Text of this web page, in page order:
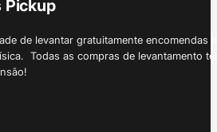
Pickup
de levantar gratuitamente
Todas as compras de levantamento